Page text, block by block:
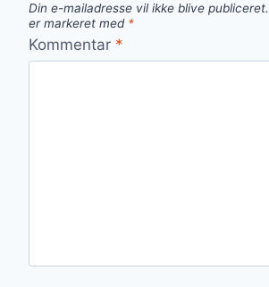
Din e-mailadresse vil ikke blive publiceret.
er markeret med *
Kommentar *